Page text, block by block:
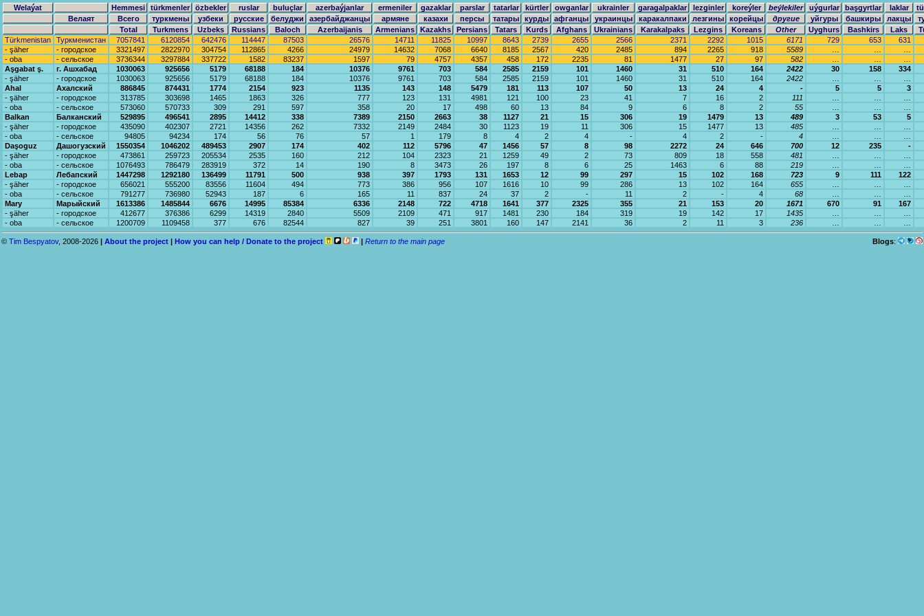
Welaýat Hemmesi türkmenler özbekler ruslar buluçlar azerbaýjanlar ermeniler gazaklar parslar tatarlar kürtler owganlar ukrainler garagalpaklar lezginler koreýler beýlekiler uýgurlar başgyrtlar laklar
Велаят
Всего туркмены узбеки русские белуджи азербайджанцы армяне казахи персы татары курды афганцы украинцы каракалпаки лезгины корейцы другие уйгуры башкиры лакцы
Total
Turkmens Uzbeks Russians Baloch Azerbaijanis Armenians Kazakhs Persians Tatars Kurds Afghans Ukrainians Karakalpaks Lezgins Koreans Other Uyghurs Bashkirs Laks
Türkmenistan
Туркменистан 7057841 6120854 642476 114447 87503 26576 14711 11825 10997 8643 2739 2655 2566 2371 2292 1015 6171 729 653
631
- şäher
- городское 3321497 2822970 304754 112865 4266 24979 14632 7068 6640 8185 2567 420 2485 894 2265 918 5589
- oba
- сельское 3736344 3297884 337722 1582 83237 1597 79 4757 4357 458 172 2235 81 1477 27 97 582
Aşgabat ş.
г. Ашхабад 1030063 925656 5179 68188 184 10376 9761 703 584 2585 2159 101 1460 31 510 164 2422 30 158
334
- şäher
- городское 1030063 925656 5179 68188 184 10376 9761 703 584 2585 2159 101 1460 31 510 164 2422
Ahal
Ахалский 886845 874431 1774 2154 923 1135 143 148 5479 181 113 107 50 13 24 4 - 5 5
3
- şäher
- городское 313785 303698 1465 1863 326 777 123 131 4981 121 100 23 41 7 16 2 111
- oba
- сельское 573060 570733 309 291 597 358 20 17 498 60 13 84 9 6 8 2 55
Balkan
Балканский 529895 496541 2895 14412 338 7389 2150 2663 38 1127 21 15 306 19 1479 13 489 3 53
5
- şäher
- городское 435090 402307 2721 14356 262 7332 2149 2484 30 1123 19 11 306 15 1477 13 485
- oba
- сельское 94805 94234 174 56 76 57 1 179 8 4 2 4 - 4 2 - 4
Daşoguz
Дашогузский 1550354 1046202 489453 2907 174 402 112 5796 47 1456 57 8 98 2272 24 646 700 12 235
-
- şäher
- городское 473861 259723 205534 2535 160 212 104 2323 21 1259 49 2 73 809 18 558 481
- oba
- сельское 1076493 786479 283919 372 14 190 8 3473 26 197 8 6 25 1463 6 88 219
Lebap
Лебапский 1447298 1292180 136499 11791 500 938 397 1793 131 1653 12 99 297 15 102 168 723 9 111
122
- şäher
- городское 656021 555200 83556 11604 494 773 386 956 107 1616 10 99 286 13 102 164 655
- oba
- сельское 791277 736980 52943 187 6 165 11 837 24 37 2 - 11 2 - 4 68
Mary
Марыйский 1613386 1485844 6676 14995 85384 6336 2148 722 4718 1641 377 2325 355 21 153 20 1671 670 91
167
- şäher
- городское 412677 376386 6299 14319 2840 5509 2109 471 917 1481 230 184 319 19 142 17 1435
- oba
- сельское 1200709 1109458 377 676 82544 827 39 251 3801 160 147 2141 36 2 11 3 236
© Tim Bespyatov, 2008-2026 | About the project | How you can help / Donate to the project | Return to the main page Blogs: